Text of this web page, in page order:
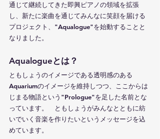
通じて継続してきた即興ピアノの領域を拡張
し、新たに楽曲を通じてみんなに笑顔を届ける
プロジェクト、"Aqualogue"を始動することと
なりました。
Aqualogueとは？
ともしょうのイメージである透明感のある
Aquariumのイメージを維持しつつ、ここからは
じまる物語という"Prologue"を足した名前とな
っています。　ともしょうがみんなとともに紡
いでいく音楽を作りたいというメッセージを込
めています。